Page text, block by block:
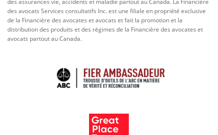
des assurances vie, accidents et maladie partout au Canada. La Financière
des avocats Services consultatifs Inc. est une filiale en propriété exclusive
de la Financière des avocates et avocats et fait la promotion et la
distribution des produits et des régimes de la Financière des avocates et
avocats partout au Canada.